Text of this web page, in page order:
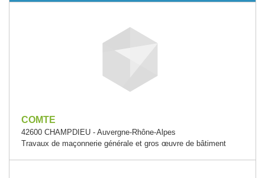
COMTE
42600 CHAMPDIEU - Auvergne-Rhône-Alpes
Travaux de maçonnerie générale et gros œuvre de bâtiment